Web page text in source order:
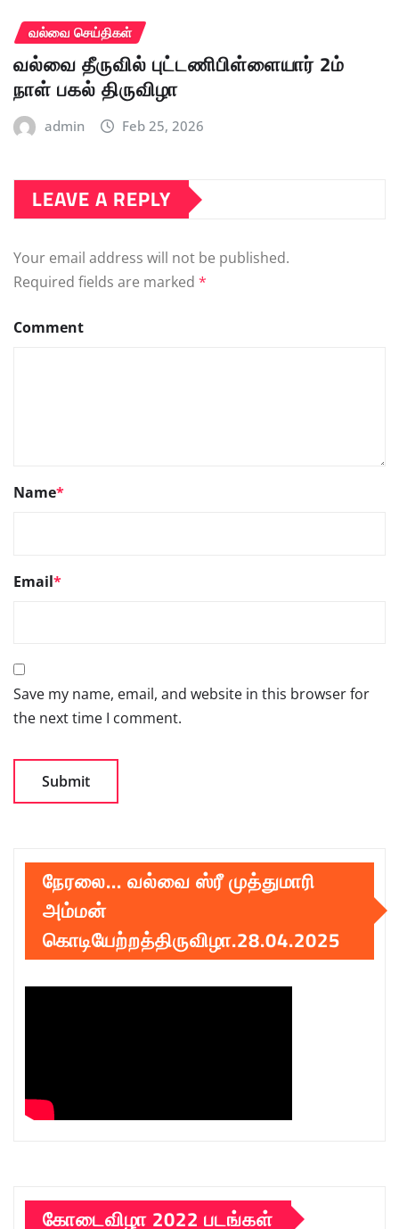
வல்வை செய்திகள்
வல்வை தீருவில் புட்டணிபிள்ளையார் 2ம்
நாள் பகல் திருவிழா
admin Feb 25, 2026
LEAVE A REPLY
Your email address will not be published.
Required fields are marked *
Comment
Name*
Email*
Save my name, email, and website in this browser for
the next time I comment.
நேரலை… வல்வை ஸ்ரீ முத்துமாரி
அம்மன்
கொடியேற்றத்திருவிழா.28.04.2025
கோடைவிழா 2022 படங்கள்